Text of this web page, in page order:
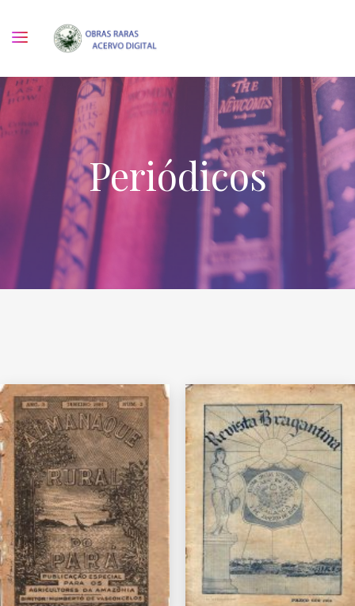
Periódicos